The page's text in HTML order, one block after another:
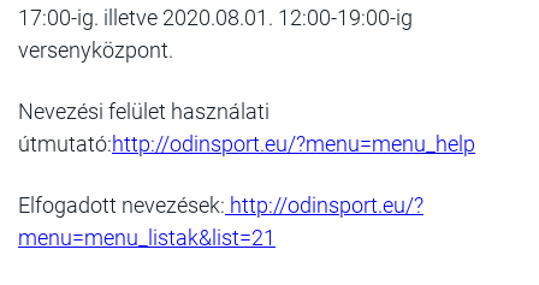
17:00-ig. illetve 2020.08.01. 12:00-19:00-ig
versenyközpont.
Nevezési felület használati
útmutató:http://odinsport.eu/?menu=menu_help
Elfogadott nevezések: http://odinsport.eu/?
menu=menu_listak&list=21